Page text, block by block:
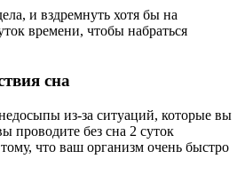
и вздремнуть хотя бы на
времени, чтобы набраться
сна
из-за ситуаций, которые вы
проводите без сна 2 суток
тому, что ваш организм очень быстро